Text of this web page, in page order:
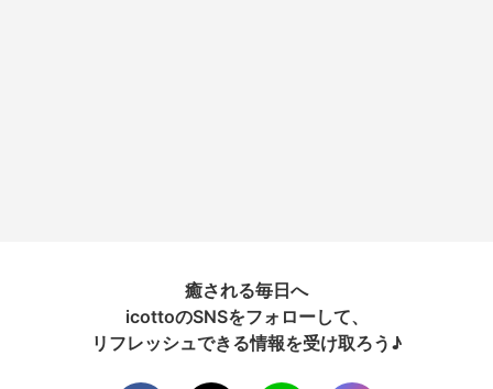
癒される毎日へ
icottoのSNSをフォローして、
リフレッシュできる情報を受け取ろう♪